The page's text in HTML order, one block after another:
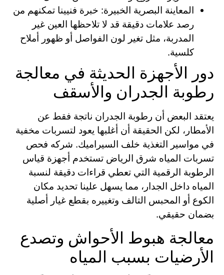
المعاينة البصرية الخبيرة: خبرة فنيينا تمكنهم من
رصد علامات دقيقة قد لا تلاحظها العين غير
المدربة، مثل تغير لون الفواصل أو ظهور أملاح
كلسية.
دور الأجهزة الحديثة في معالجة
رطوبة الجدران والأسقف
يعتقد البعض أن رطوبة الجدران ناتجة فقط عن
الأمطار، لكن الحقيقة أن أغلبها يعود لتسربات مخفية
في مواسير التغذية خلف السيراميك. شركه فحص
تسربات المياه شرق الرياض تستخدم أجهزة قياس
الرطوبة الرقمية التي تعطي قراءات دقيقة لنسبة
المياه داخل الجدار، مما يسهل علينا تحديد مكان
الكوع أو المحبس التالف وتغييره بقطع غيار أصلية
بضمان حقيقي.
معالجة هبوط الأحواش وتصدع
الأرضيات بسبب المياه